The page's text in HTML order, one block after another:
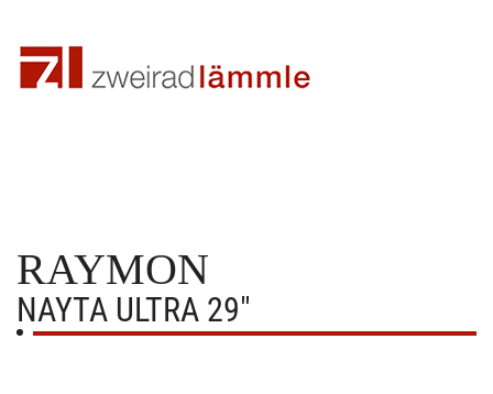
RAYMON
NAYTA ULTRA 29"